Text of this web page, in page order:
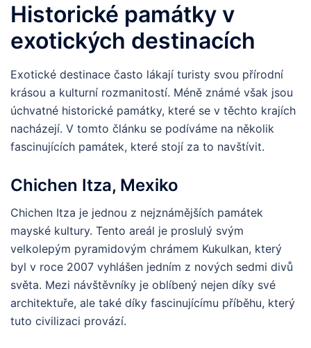
Historické památky v
exotických destinacích
Exotické destinace často lákají turisty svou přírodní
krásou a kulturní rozmanitostí. Méně známé však jsou
úchvatné historické památky, které se v těchto krajích
nacházejí. V tomto článku se podíváme na několik
fascinujících památek, které stojí za to navštívit.
Chichen Itza, Mexiko
Chichen Itza je jednou z nejznámějších památek
mayské kultury. Tento areál je proslulý svým
velkolepým pyramidovým chrámem Kukulkan, který
byl v roce 2007 vyhlášen jedním z nových sedmi divů
světa. Mezi návštěvníky je oblíbený nejen díky své
architektuře, ale také díky fascinujícímu příběhu, který
tuto civilizaci provází.